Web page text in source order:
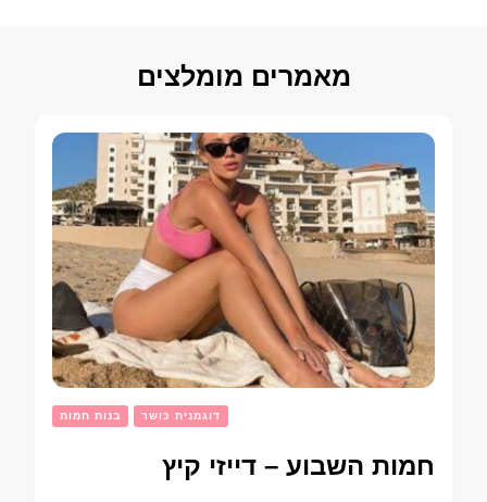
מאמרים מומלצים
בנות חמות דוגמנית כושר
חמות השבוע – דייזי קיץ